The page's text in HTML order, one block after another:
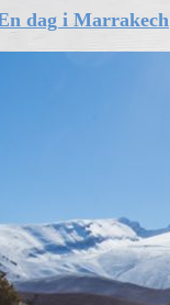
dag i Marrakech